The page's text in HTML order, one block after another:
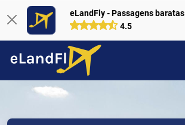
eLandFly - Passagens baratas
4.5